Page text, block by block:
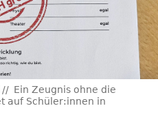
Ein Zeugnis ohne die
auf Schüler:innen in